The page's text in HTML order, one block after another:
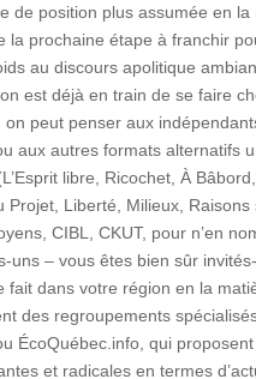
de position plus assumée en la
la prochaine étape à franchir
au discours apolitique
est déjà en train de se faire
on peut penser aux
aux autres formats alternatifs
libre, Ricochet, À
Projet, Liberté, Milieux, Raisons
CIBL, CKUT, pour n’en
uns – vous êtes bien sûr
fait dans votre région en la
des regroupements
ÉcoQuébec.info, qui
et radicales en termes